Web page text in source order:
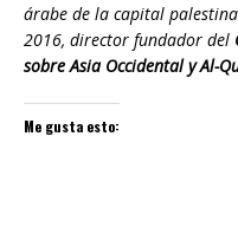
árabe de la capital
2016, director fundador del
sobre Asia Occidental y Al-
Me gusta esto: